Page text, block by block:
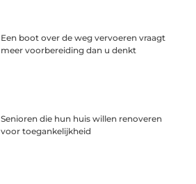
Een boot over de weg vervoeren vraagt
meer voorbereiding dan u denkt
Senioren die hun huis willen renoveren
voor toegankelijkheid